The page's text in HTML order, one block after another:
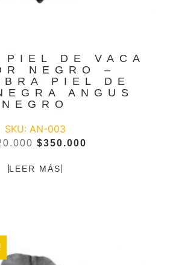
PIEL DE VACA
NEGRO –
PIEL DE
ANGUS
NEGRO
SKU: AN-003
$350.000
LEER MÁS